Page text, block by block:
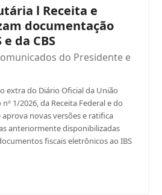
l Receita e
documentação
da CBS
do Presidente e
extra do Diário Oficial da União
1/2026, da Receita Federal e do
aprova novas versões e ratifica
anteriormente disponibilizadas
fiscais eletrônicos ao IBS